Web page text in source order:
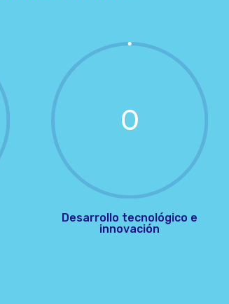
0
Desarrollo tecnológico e
innovación